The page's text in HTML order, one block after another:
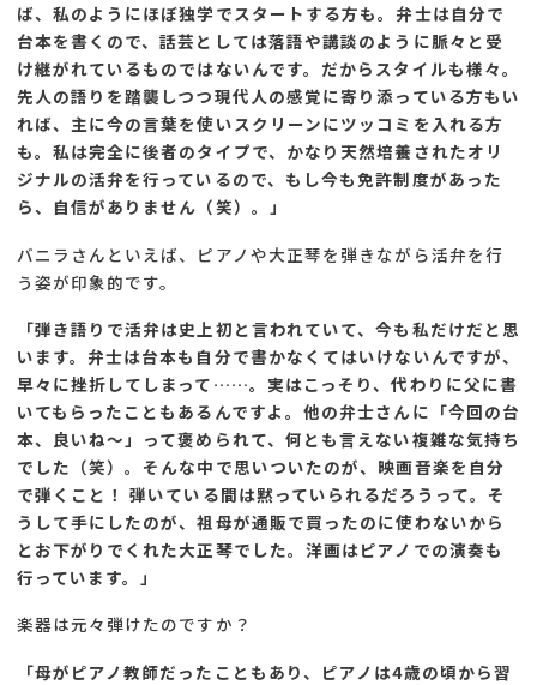
ば、私のようにほぼ独学でスタートする方も。弁士は自分で
台本を書くので、話芸としては落語や講談のように脈々と受
け継がれているものではないんです。だからスタイルも様々。
先人の語りを踏襲しつつ現代人の感覚に寄り添っている方もい
れば、主に今の言葉を使いスクリーンにツッコミを入れる方
も。私は完全に後者のタイプで、かなり天然培養されたオリ
ジナルの活弁を行っているので、もし今も免許制度があった
ら、自信がありません（笑）。」
バニラさんといえば、ピアノや大正琴を弾きながら活弁を行
う姿が印象的です。
「弾き語りで活弁は史上初と言われていて、今も私だけだと思
います。弁士は台本も自分で書かなくてはいけないんですが、
早々に挫折してしまって……。実はこっそり、代わりに父に書
いてもらったこともあるんですよ。他の弁士さんに「今回の台
本、良いね〜」って褒められて、何とも言えない複雑な気持ち
でした（笑）。そんな中で思いついたのが、映画音楽を自分
で弾くこと！ 弾いている間は黙っていられるだろうって。そ
うして手にしたのが、祖母が通販で買ったのに使わないから
とお下がりでくれた大正琴でした。洋画はピアノでの演奏も
行っています。」
楽器は元々弾けたのですか？
「母がピアノ教師だったこともあり、ピアノは4歳の頃から習